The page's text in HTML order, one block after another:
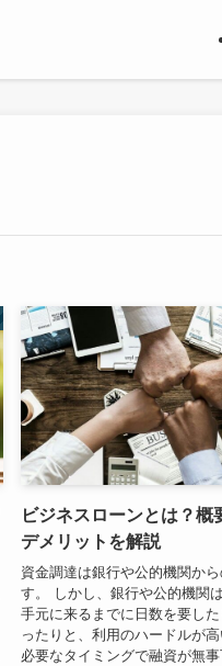
ビジネスローンとは？概
デメリットを解説
資金調達は銀行や公的機関か
す。 しかし、銀行や公的機関
手元に来るまでに日数を要し
ったりと、利用のハードルが
必要なタイミングで融資が無